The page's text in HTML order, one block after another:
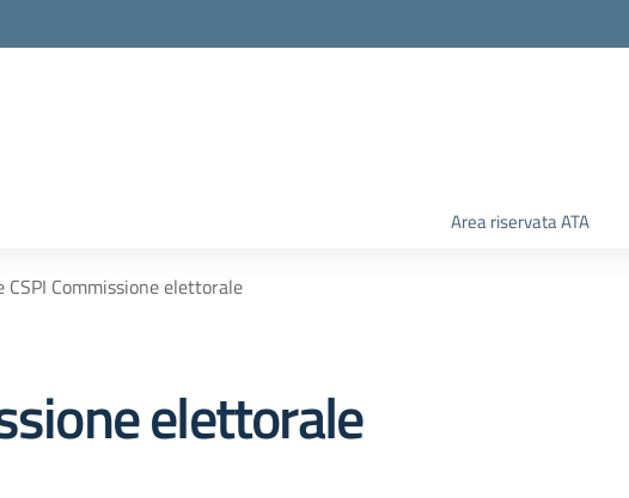
Area riservata ATA
CSPI Commissione elettorale
elettorale